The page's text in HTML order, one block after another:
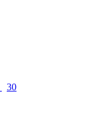
30